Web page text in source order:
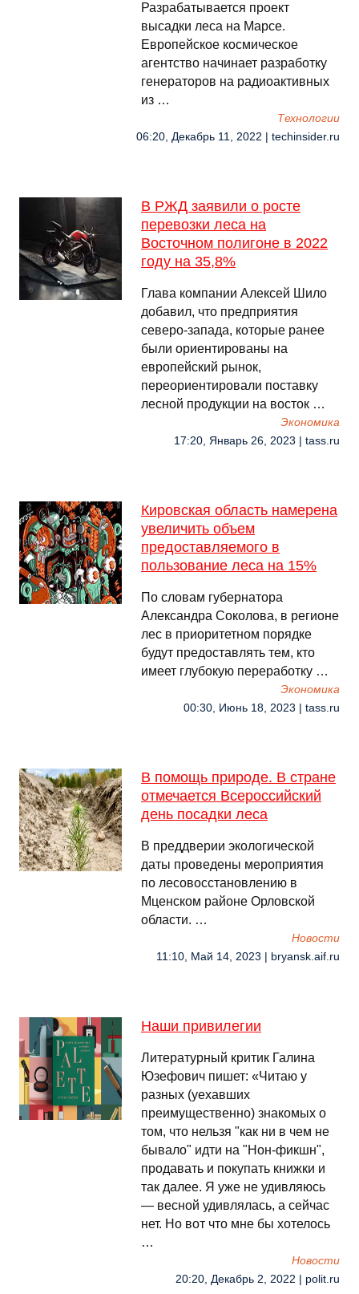
Разрабатывается проект
высадки леса на Марсе.
Европейское космическое
агентство начинает разработку
генераторов на радиоактивных
из …
Технологии
06:20, Декабрь 11, 2022 | techinsider.ru
В РЖД заявили о росте
перевозки леса на
Восточном полигоне в 2022
году на 35,8%
Глава компании Алексей Шило
добавил, что предприятия
северо-запада, которые ранее
были ориентированы на
европейский рынок,
переориентировали поставку
лесной продукции на восток …
Экономика
17:20, Январь 26, 2023 | tass.ru
Кировская область намерена
увеличить объем
предоставляемого в
пользование леса на 15%
По словам губернатора
Александра Соколова, в регионе
лес в приоритетном порядке
будут предоставлять тем, кто
имеет глубокую переработку …
Экономика
00:30, Июнь 18, 2023 | tass.ru
В помощь природе. В стране
отмечается Всероссийский
день посадки леса
В преддверии экологической
даты проведены мероприятия
по лесовосстановлению в
Мценском районе Орловской
области. …
Новости
11:10, Май 14, 2023 | bryansk.aif.ru
Наши привилегии
Литературный критик Галина
Юзефович пишет: «Читаю у
разных (уехавших
преимущественно) знакомых о
том, что нельзя "как ни в чем не
бывало" идти на "Нон-фикшн",
продавать и покупать книжки и
так далее. Я уже не удивляюсь
— весной удивлялась, а сейчас
нет. Но вот что мне бы хотелось
…
Новости
20:20, Декабрь 2, 2022 | polit.ru